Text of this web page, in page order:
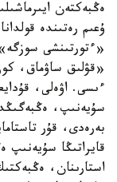
ەڭبەكتەن
ۇعىم رەتىندە
«ءتورتىنشى
«قۋلىق ساۋماق،
ءىسى. اۋەلى،
سۇيەنىپ،
بەرەدى، قۇر
قايراتىڭا
استارىنان،